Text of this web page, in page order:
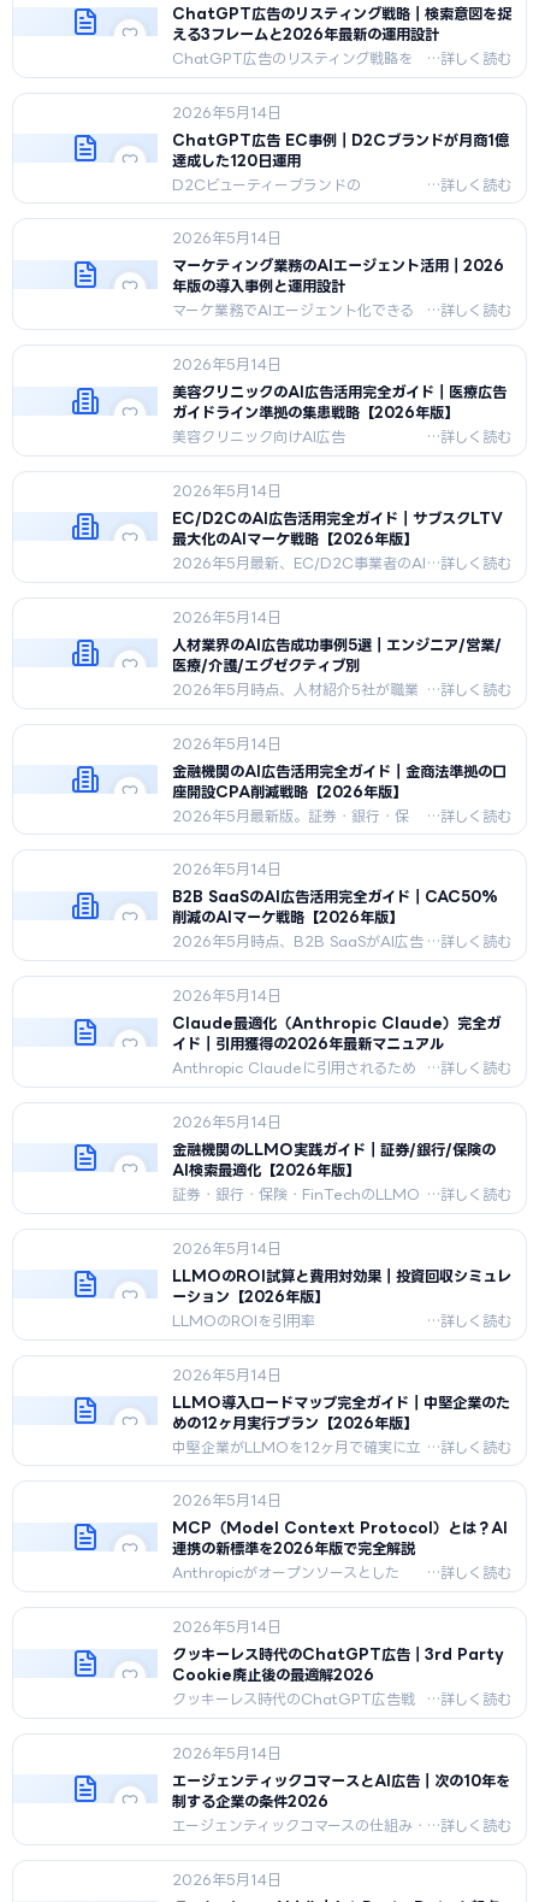
ターン、移行戦略まで実務目線で解説
ChatGPT広告のリスティング戦略｜検索意図を捉
える3フレームと2026年最新の運用設計
ChatGPT広告のリスティング戦略を
2026年5月時点で体系化。
KGW/CCW/PSWの検索意図3フレー
ム、業種別の意図ミックス、30日
PDCAサイクルまで網羅。
2026年5月14日
ChatGPT広告 EC事例｜D2Cブランドが月商1億
達成した120日運用
D2Cビューティーブランドの
ChatGPT広告120日運用ログ。月商
1,920万円から1億1,800万円へ、
CPA6,400円から3,100円へ半減。サ
ブスク継続率42%→58%。景表法・薬
機法準拠と3意図クラスタ設計を実例で
公開。
2026年5月14日
マーケティング業務のAIエージェント活用｜2026
年版の導入事例と運用設計
マーケ業務でAIエージェント化できる
15タスクと優先順位、
Claude/ChatGPT/Operator比較、
MCP連携、ROI試算、失敗5パターン
までをCMO目線で網羅した2026年5
月版実践ガイド。
2026年5月14日
美容クリニックのAI広告活用完全ガイド｜医療広告
ガイドライン準拠の集患戦略【2026年版】
美容クリニック向けAI広告
（ChatGPT広告・LLMO・AIエージ
ェント連携）の完全ガイド。医療広告
ガイドライン・薬機法・景表法・医療
法の4規制下で集患を成功させる3層運
用設計・6軸KPI・3年ロードマップを
2026年5月14日
EC/D2CのAI広告活用完全ガイド｜サブスクLTV
最大化のAIマーケ戦略【2026年版】
2026年5月最新、EC/D2C事業者のAI
広告活用を3層構造で完全解説。景表
法・薬機法・特商法対応、LTV最大化6
戦術、3年ロードマップ、失敗5パター
ンまで網羅した完全ガイド。
2026年5月14日
人材業界のAI広告成功事例5選｜エンジニア/営業/
医療/介護/エグゼクティブ別
2026年5月時点、人材紹介5社が職業
安定法を遵守しながらAI広告で応募
CPAを6〜7割削減・入社率改善を実現
した職種別事例集。エンジニア/営業/医
療/介護/エグゼクティブの5パターン。
2026年5月14日
金融機関のAI広告活用完全ガイド｜金商法準拠の口
座開設CPA削減戦略【2026年版】
2026年5月最新版。証券・銀行・保
険・IFA・暗号資産業者向けAI広告活用
法を、金商法・銀行法・保険業法・
JVCEA自主規制対応で解説。3層戦略
と3年ロードマップ付き。
2026年5月14日
B2B SaaSのAI広告活用完全ガイド｜CAC50%
削減のAIマーケ戦略【2026年版】
2026年5月時点、B2B SaaSがAI広告
（ChatGPT広告・LLMO・AIエージ
ェント）でCAC50%削減を実現する3
層モデル、ARR規模別戦略、CAC/LTV
試算、3年ロードマップ、失敗5パター
ンを完全ガイド。
2026年5月14日
Claude最適化（Anthropic Claude）完全ガ
イド｜引用獲得の2026年最新マニュアル
Anthropic Claudeに引用されるため
の完全ガイド。Constitutional AI・
ClaudeBot/anthropic-ai許可・構造
化データ・独自引用パターン・
ChatGPTとの違い・計測手法を2026
年5月時点で技術解説。
2026年5月14日
金融機関のLLMO実践ガイド｜証券/銀行/保険の
AI検索最適化【2026年版】
証券・銀行・保険・FinTechのLLMO
実践手順を、FinancialServiceスキー
マ・運用実績/手数料構造化・金商法/
銀行法/保険業法配慮まで2026年5月
版で詳解。
2026年5月14日
LLMOのROI試算と費用対効果｜投資回収シミュレ
ーション【2026年版】
LLMOのROIを引用率
×CTR×CVR×LTVで段階分解し、楽
観／中立／悲観の3シナリオで試算。事
業フェーズ別の投資回収期間と失敗パ
ターンを2026年版で解説。
2026年5月14日
LLMO導入ロードマップ完全ガイド｜中堅企業のた
めの12ヶ月実行プラン【2026年版】
中堅企業がLLMOを12ヶ月で確実に立
ち上げるための実行プラン。5フェー
ズ・KPI推移・人員配置・予算配分ま
で、CMOがそのまま経営会議に持ち込
める設計図を公開。
2026年5月14日
MCP（Model Context Protocol）とは？AI
連携の新標準を2026年版で完全解説
Anthropicがオープンソースとした
MCP（Model Context Protocol）の
技術仕様・解決する問題・対応ツー
ル・実装方法・ビジネス活用を2026年
5月最新版で完全解説。
2026年5月14日
クッキーレス時代のChatGPT広告｜3rd Party
Cookie廃止後の最適解2026
クッキーレス時代のChatGPT広告戦
略を完全解説。3rd Party Cookie廃
止、1st Party Data活用、Privacy
Sandbox、Server GTM、AI文脈型タ
ーゲティングまで2026年最新版。
2026年5月14日
エージェンティックコマースとAI広告｜次の10年を
制する企業の条件2026
エージェンティックコマースの仕組み・
購買メカニズム・選ばれる条件・業種
別影響・Shopify/Amazon/Perplexity
事例・2028年予測まで2026年最新版
2026年5月14日